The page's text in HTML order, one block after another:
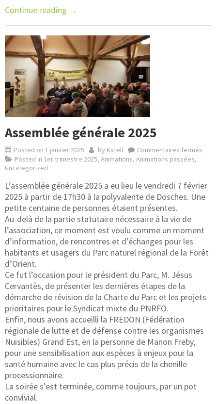
Continue reading →
Assemblée générale 2025
Posted on 1 janvier 2025 by Katell
Commentaires fermés
Posted in 1er trimestre 2025, Animations, Animations passées,
Uncategorized
L’assemblée générale 2025 a eu lieu le vendredi 7 février
2025 à partir de 17h30 à la polyvalente de Dosches. Une
petite centaine de personnes étaient présentes.
Au-delà de la partie statutaire nécessaire à la vie de
l’association, ce moment est voulu comme un moment
d’information, de rencontres et d’échanges pour les
habitants et usagers du Parc naturel régional de la Forêt
d’Orient.
Ce fut l’occasion pour le président du Parc, M. Jésus
Cervantès, de présenter les dernières étapes de la
démarche de révision de la Charte du Parc et les projets
prioritaires pour le Syndicat mixte du PNRFO.
Enfin, nous avons accueilli la FREDON (Fédération
régionale de lutte et de défense contre les organismes
Nuisibles) Grand Est, en la personne de Manon Freby,
pour une sensibilisation aux espèces à enjeux pour la
santé humaine avec le cas plus précis de la chenille
processionnaire.
La soirée s’est terminée, comme toujours, par un pot
convivial.